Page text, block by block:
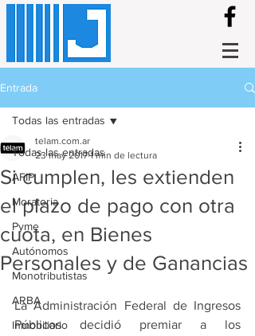
Entrada
Todas las entradas
AFIP
Moratoria
Pyme
Autónomos
Monotributistas
ARBA
Inmobiliario
Todas las entradas
Si cumplen, les extienden
el plazo de pago con otra
cuota, en Bienes
Personales y de Ganancias
telam.com.ar
23 may 2017 1 min de lectura
La Administración Federal de Ingresos
Públicos decidió premiar a los